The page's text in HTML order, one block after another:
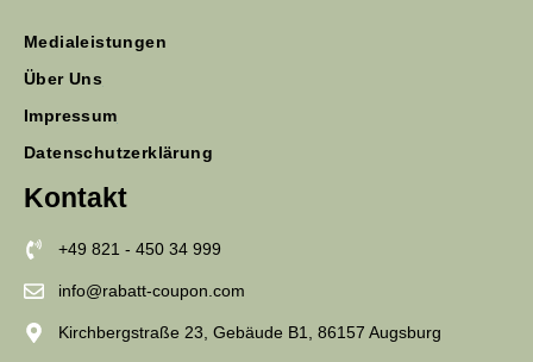
Medialeistungen
Über Uns
Impressum
Datenschutzerklärung
Kontakt
+49 821 - 450 34 999
info@rabatt-coupon.com
Kirchbergstraße 23, Gebäude B1, 86157 Augsburg